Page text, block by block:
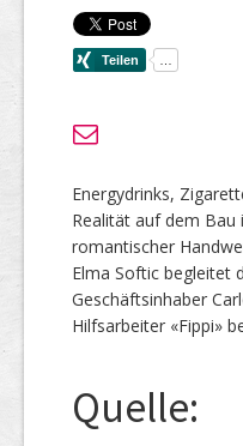
Energydrinks,
Realität auf dem
romantischer
Elma Softic begleitet
Geschäftsinhaber
Hilfsarbeiter «Fippi»
Quelle: